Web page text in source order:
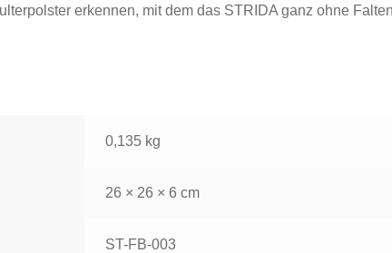
erkennen, mit dem das STRIDA ganz ohne
0,135 kg
26 × 26 × 6 cm
ST-FB-003